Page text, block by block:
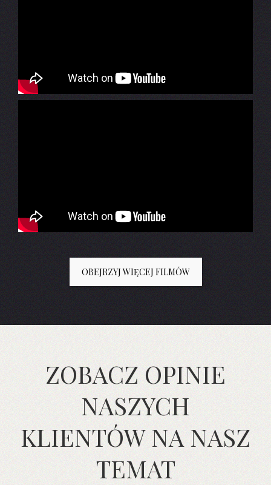
OBEJRZYJ WIĘCEJ FILMÓW
ZOBACZ OPINIE
NASZYCH
KLIENTÓW NA NASZ
TEMAT